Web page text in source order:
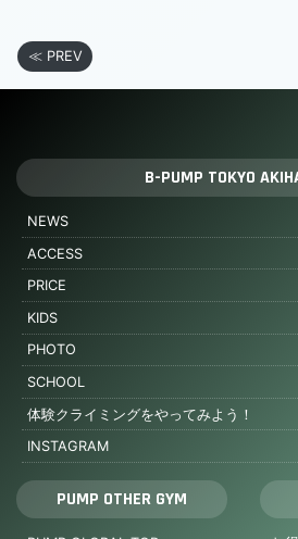
≪ PREV
B-PUMP TOKYO
NEWS
ACCESS
PRICE
KIDS
PHOTO
SCHOOL
体験クライミングをやってみよう！
INSTAGRAM
PUMP OTHER GYM